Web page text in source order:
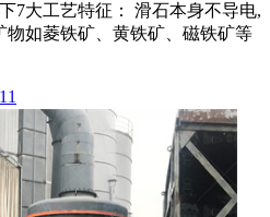
7大工艺特征： 滑石本身不导电,
物如菱铁矿、黄铁矿、磁铁矿等